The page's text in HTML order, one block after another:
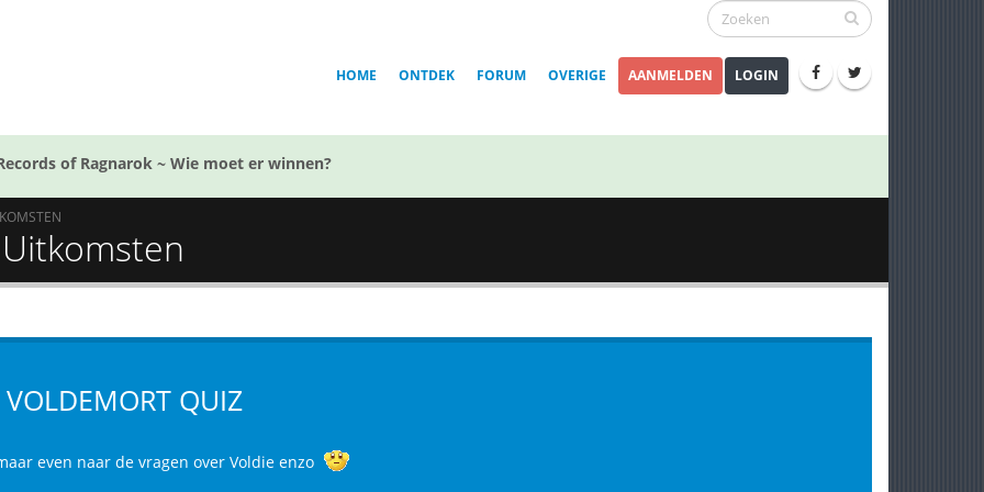
HOME ONTDEK FORUM OVERIGE AANMELDEN LOGIN
of Ragnarok ~ Wie moet er winnen?
Uitkomsten
QUIZ
even naar de vragen over Voldie enzo